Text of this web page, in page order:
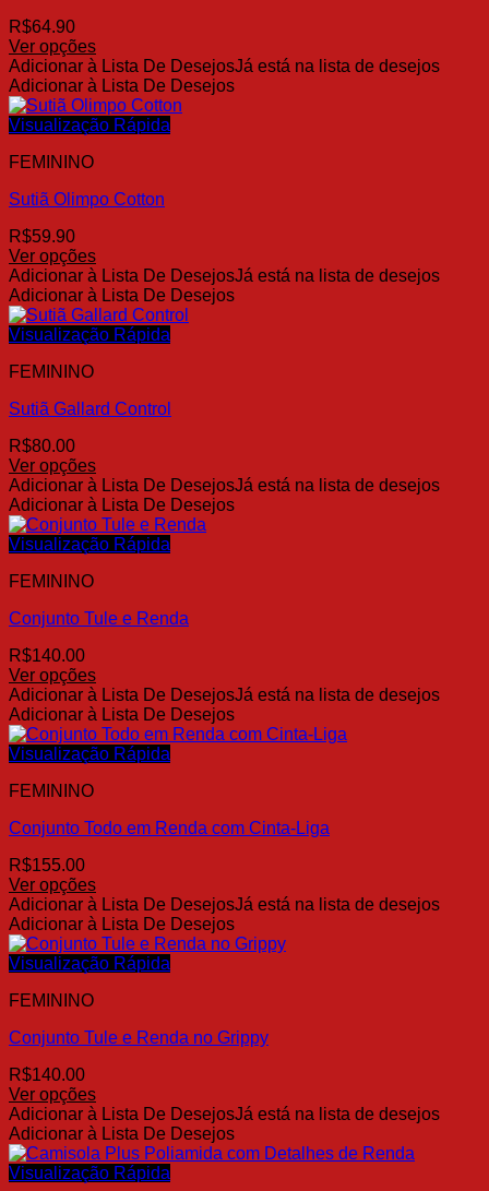
R$64.90
Ver opções
Este
produto
tem
várias
As
podem
escolhidas
na
página
do
produto
Adicionar à Lista De DesejosJá está na lista de desejos
Adicionar à Lista De Desejos
Visualização Rápida
FEMININO
Sutiã Olimpo Cotton
R$59.90
Ver opções
Este
produto
tem
várias
As
podem
escolhidas
na
página
do
produto
Adicionar à Lista De DesejosJá está na lista de desejos
Adicionar à Lista De Desejos
Visualização Rápida
FEMININO
Sutiã Gallard Control
R$80.00
Ver opções
Este
produto
tem
várias
As
podem
escolhidas
na
página
do
produto
Adicionar à Lista De DesejosJá está na lista de desejos
Adicionar à Lista De Desejos
Visualização Rápida
FEMININO
Conjunto Tule e Renda
R$140.00
Ver opções
Este
produto
tem
várias
As
podem
escolhidas
na
página
do
produto
Adicionar à Lista De DesejosJá está na lista de desejos
Adicionar à Lista De Desejos
Visualização Rápida
FEMININO
Conjunto Todo em Renda com Cinta-Liga
R$155.00
Ver opções
Este
produto
tem
várias
As
podem
escolhidas
na
página
do
produto
Adicionar à Lista De DesejosJá está na lista de desejos
Adicionar à Lista De Desejos
Visualização Rápida
FEMININO
Conjunto Tule e Renda no Grippy
R$140.00
Ver opções
Este
produto
tem
várias
Adicionar à Lista De DesejosJá está na lista de desejos
Adicionar à Lista De Desejos
Visualização Rápida